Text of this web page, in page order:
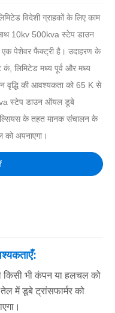
विदेशी ग्राहकों के लिए काम
10kv 500kva स्टेप डाउन
एक पेशेवर फैक्ट्री है। उदाहरण के
कं, लिमिटेड मध्य पूर्व और मध्य
वृद्धि की आवश्यकता को 65 K से
स्टेप डाउन ऑयल डूबे
के तहत मानक संचालन के
को अपनाएगा।
किसी भी कंपन या हलचल को
में डूबे ट्रांसफार्मर को